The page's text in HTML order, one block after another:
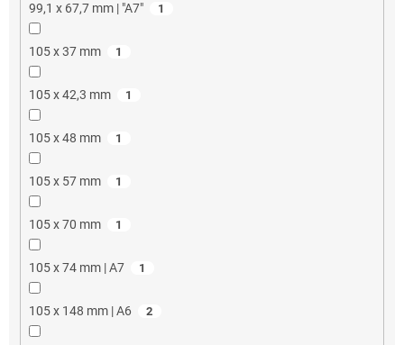
99,1 x 67,7 mm | "A7" 1
105 x 37 mm 1
105 x 42,3 mm 1
105 x 48 mm 1
105 x 57 mm 1
105 x 70 mm 1
105 x 74 mm | A7 1
105 x 148 mm | A6 2